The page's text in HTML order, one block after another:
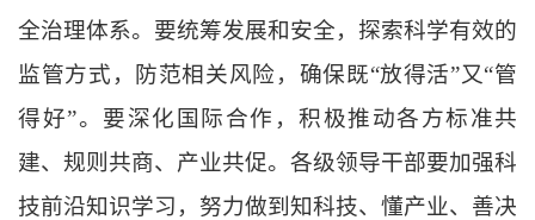
全治理体系。要统筹发展和安全，探索科学有效的
监管方式，防范相关风险，确保既“放得活”又“管
得好”。要深化国际合作，积极推动各方标准共
建、规则共商、产业共促。各级领导干部要加强科
技前沿知识学习，努力做到知科技、懂产业、善决